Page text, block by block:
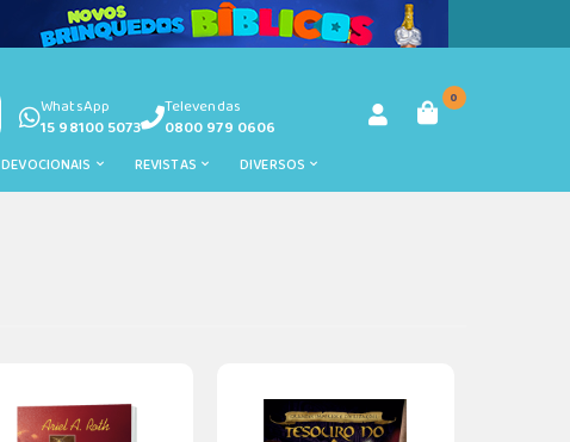
WhatsApp
15 98100 5073
Televendas
0800 979 0606
0
DEVOCIONAIS REVISTAS DIVERSOS